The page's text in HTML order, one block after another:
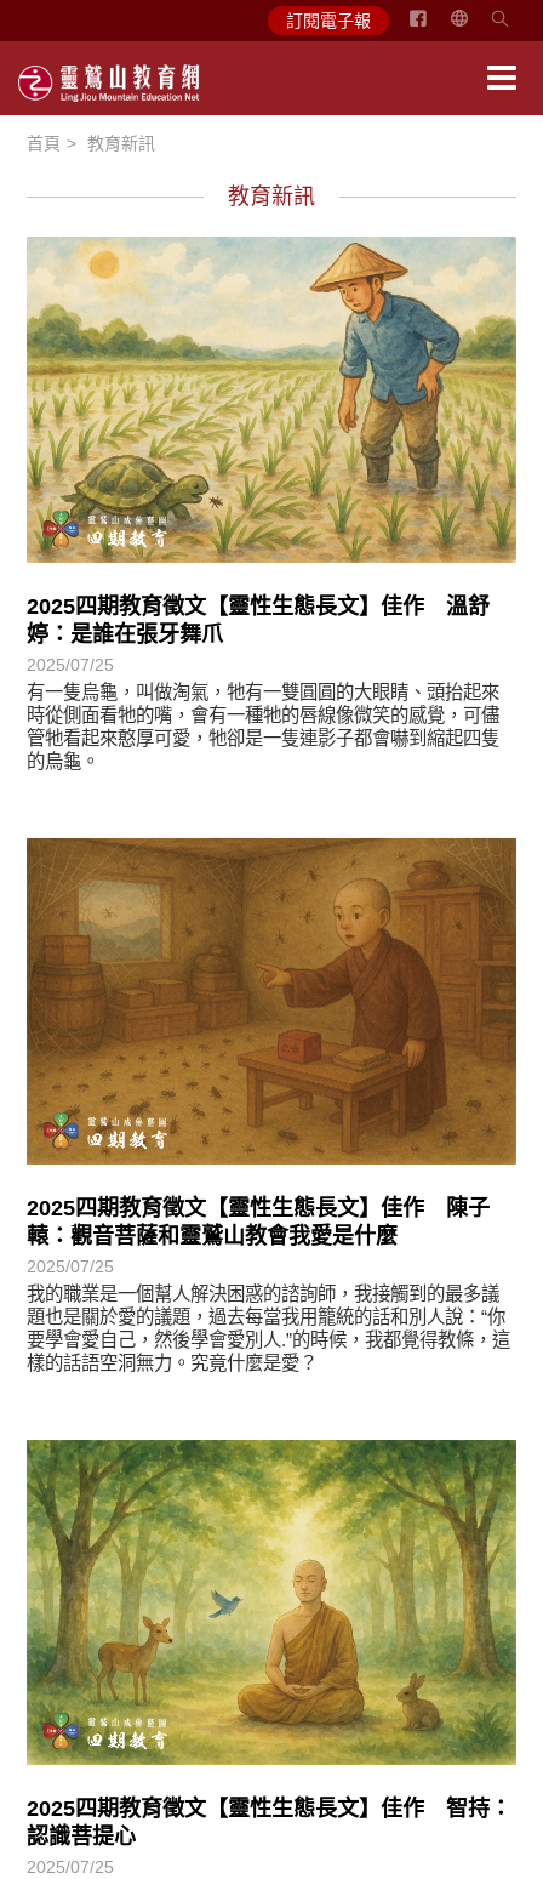
訂閱電子報
简
首頁 教育新訊
教育新訊
2025四期教育徵文【靈性生態長文】佳作 溫舒
婷：是誰在張牙舞爪
2025/07/25
有一隻烏龜，叫做淘氣，牠有一雙圓圓的大眼睛、頭抬起來
時從側面看牠的嘴，會有一種牠的唇線像微笑的感覺，可儘
管牠看起來憨厚可愛，牠卻是一隻連影子都會嚇到縮起四隻
的烏龜。
徵文賞析
2025四期教育徵文【靈性生態長文】佳作 陳子
轅：觀音菩薩和靈鷲山教會我愛是什麼
2025/07/25
我的職業是一個幫人解決困惑的諮詢師，我接觸到的最多議
題也是關於愛的議題，過去每當我用籠統的話和別人說：“你
要學會愛自己，然後學會愛別人.”的時候，我都覺得教條，這
樣的話語空洞無力。究竟什麼是愛？
徵文賞析
2025四期教育徵文【靈性生態長文】佳作 智持：
認識菩提心
2025/07/25
徵文賞析